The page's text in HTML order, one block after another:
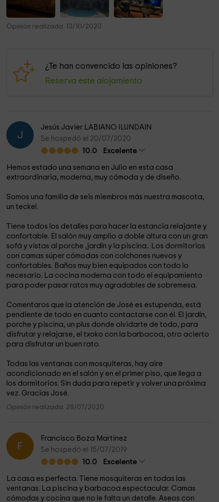
Opinión realizada: 13/10/2020
¿Te han convencido las opiniones?
Reserva este alojamiento
J
Jesús Javier LABIANO ILUNDAIN
Se hospedó el 20/07/2020
10.0
Excelente
Hemos estado una semana en Julio en esta casa
extraordinaria, moderna, muy cómoda y de diseño.
Somos una familia de seis miembros más nuestra mascota,
un teckel.
Tiene todos los detalles para hacer la estancia relajante y
confortable. El salón muy amplio a doble altura con un gran
sofá y vistas al porche ,jardín y la piscina.. Los dormitorios
con camas súper cómodas con colchones nuevos y
confortables. Baños muy bien equipados con todo lo
necesario. La cocina moderna con todo el equipamiento
para poder pasar ratos muy agradables de sobremesa.
Comentaros que la atención de José es estupenda, está
pendiente de todo en cuanto contactarse con él. El jardín,
porche y piscina, un plus donde olvidarte de todo, para
disfrutar y relajarse, el txoko con la barbacoa, otro acierto
para disfrutar un buen rato.
Todas las ventanas con mosquiteras, hay aire
acondicionado en el salón y en el primer piso, que llega a
los dormitorios. Sin duda para repetir y volver una próxima
vez. Gracias José.
Opinión realizada: 28/07/2020
F
Francisco Boza Martinez
Se hospedó el 15/07/2019
10.0
Excelente
La casa es perfecta. Tiene mosquiteras en todas las
ventanas. La piscina y barbacoa espectacular. Camas
cómodas y cocina que no le falta un detalle. Aseos con